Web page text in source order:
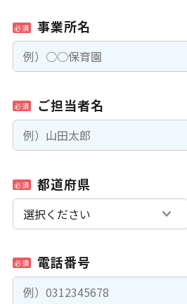
必須 事業所名
必須 ご担当者名
必須 都道府県
必須 電話番号